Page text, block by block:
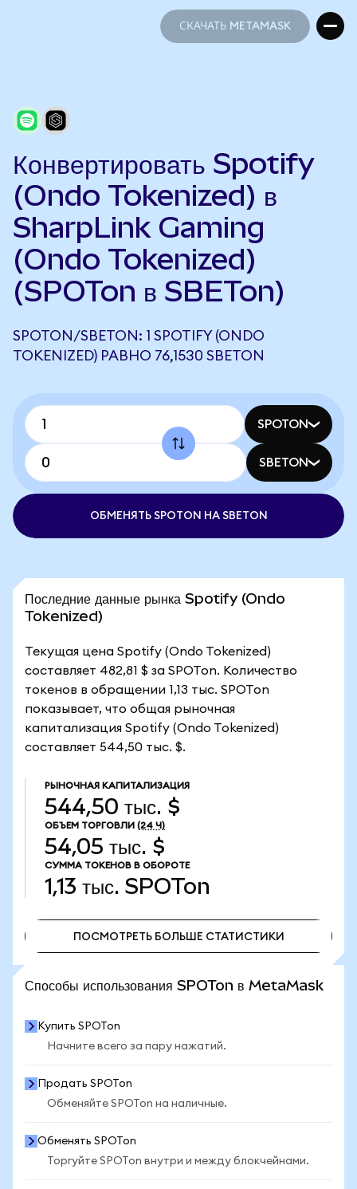
СКАЧАТЬ METAMASK
Конвертировать Spotify
(Ondo Tokenized) в
SharpLink Gaming
(Ondo Tokenized)
(SPOTon в SBETon)
SPOTON/SBETON: 1 SPOTIFY (ONDO
TOKENIZED) РАВНО 76,1530 SBETON
SPOTON
SBETON
ОБМЕНЯТЬ SPOTON НА SBETON
Последние данные рынка Spotify (Ondo
Tokenized)
Текущая цена Spotify (Ondo Tokenized)
составляет 482,81 $ за SPOTon. Количество
токенов в обращении 1,13 тыс. SPOTon
показывает, что общая рыночная
капитализация Spotify (Ondo Tokenized)
составляет 544,50 тыс. $.
РЫНОЧНАЯ КАПИТАЛИЗАЦИЯ
544,50 тыс. $
ОБЪЕМ ТОРГОВЛИ (24 Ч)
54,05 тыс. $
СУММА ТОКЕНОВ В ОБОРОТЕ
1,13 тыс. SPOTon
ПОСМОТРЕТЬ БОЛЬШЕ СТАТИСТИКИ
Способы использования SPOTon в MetaMask
Купить SPOTon
Начните всего за пару нажатий.
Продать SPOTon
Обменяйте SPOTon на наличные.
Обменять SPOTon
Торгуйте SPOTon внутри и между блокчейнами.